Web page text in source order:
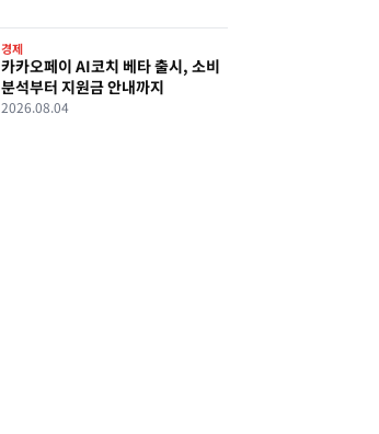
경제
카카오페이 AI코치 베타 출시, 소비
분석부터 지원금 안내까지
2026.08.04